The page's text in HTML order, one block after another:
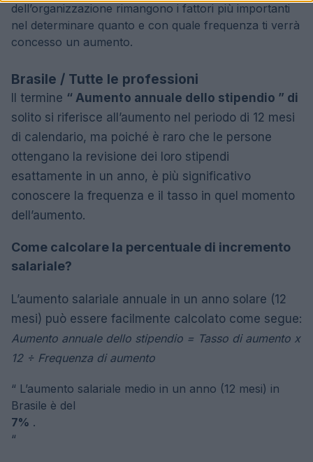
dell’organizzazione rimangono i fattori più importanti
nel determinare quanto e con quale frequenza ti verrà
concesso un aumento.
Brasile / Tutte le professioni
Il termine “ Aumento annuale dello stipendio ” di
solito si riferisce all’aumento nel periodo di 12 mesi
di calendario, ma poiché è raro che le persone
ottengano la revisione dei loro stipendi
esattamente in un anno, è più significativo
conoscere la frequenza e il tasso in quel momento
dell’aumento.
Come calcolare la percentuale di incremento
salariale?
L’aumento salariale annuale in un anno solare (12
mesi) può essere facilmente calcolato come segue:
Aumento annuale dello stipendio = Tasso di aumento x
12 ÷ Frequenza di aumento
“ L’aumento salariale medio in un anno (12 mesi) in
Brasile è del
7% .
“